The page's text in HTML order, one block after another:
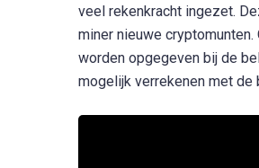
veel rekenkracht ingezet.
miner nieuwe
worden opgegeven bij de
mogelijk verrekenen met de